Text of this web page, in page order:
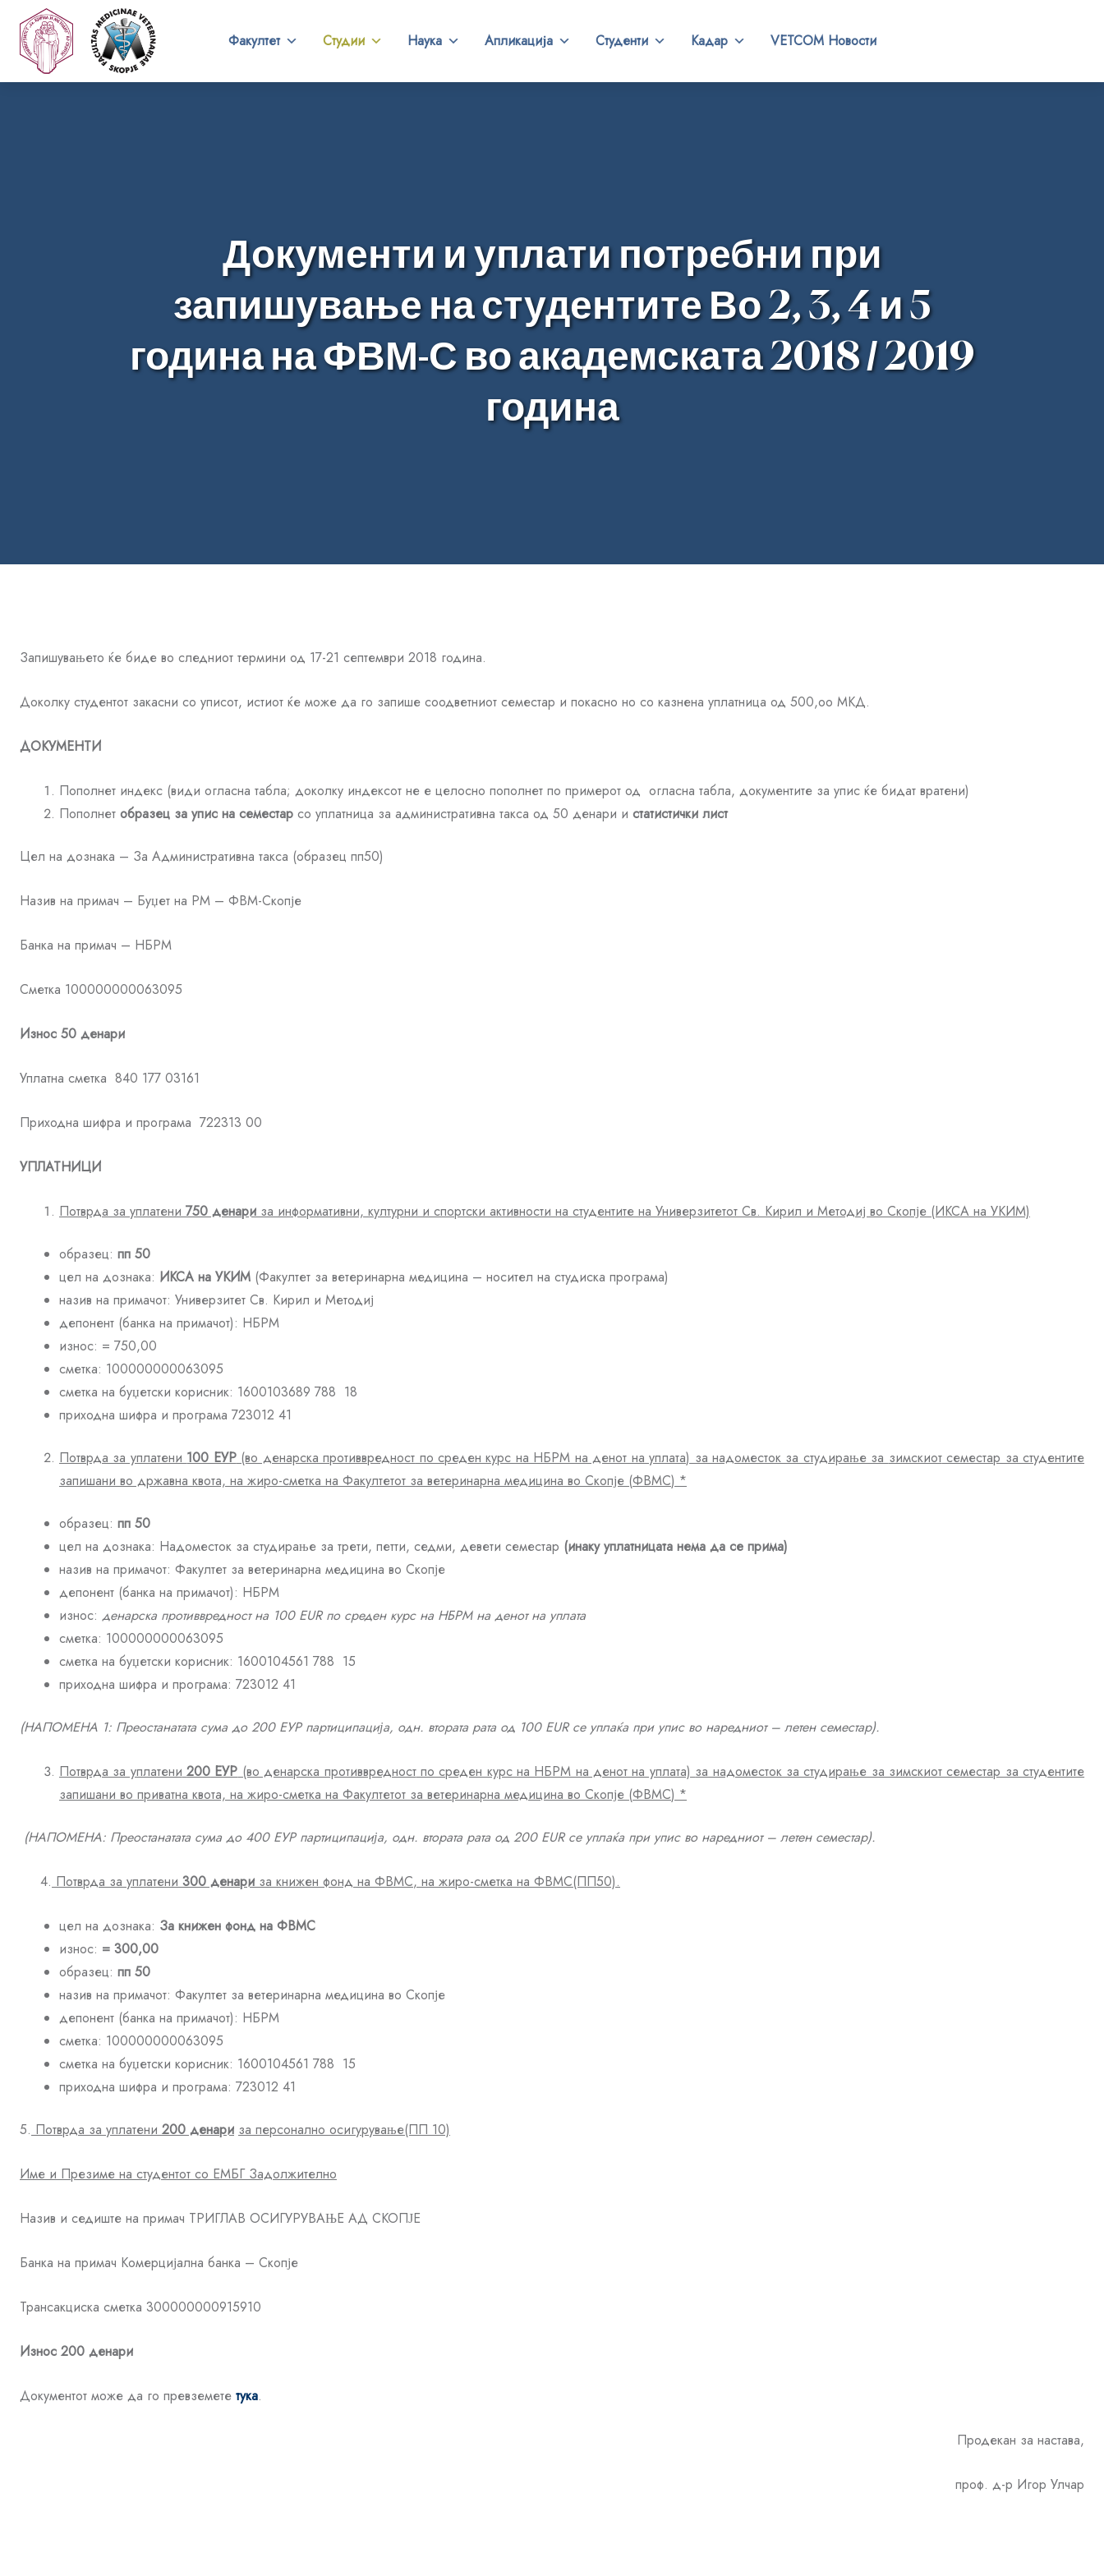
Факултет Студии Наука Апликација Студенти Кадар VETCOM Новости
Документи и уплати потребни при
запишување на студентите Во 2, 3, 4 и 5
година на ФВМ-С во академската 2018 / 2019
година
Запишувањето ќе биде во следниoт термини од 17-21 септември 2018 година.
Доколку студентот закасни со уписот, истиот ќе може да го запише соодветниот семестар и покасно но со казнена уплатница од 500,оо МКД.
ДОКУМЕНТИ
Пополнет индекс (види огласна табла; доколку индексот не е целосно пополнет по примерот од огласна табла, документите за упис ќе бидат вратени)
Пополнет образец за упис на семестар со уплатница за административна такса од 50 денари и статистички лист
Цел на дознака – За Административна такса (образец пп50)
Назив на примач – Буџет на РМ – ФВМ-Скопје
Банка на примач – НБРМ
Сметка 100000000063095
Износ 50 денари
Уплатна сметка 840 177 03161
Приходна шифра и програма 722313 00
УПЛАТНИЦИ
Потврда за уплатени 750 денари за информативни, културни и спортски активности на студентите на Универзитетот Св. Кирил и Методиј во Скопје (ИКСА на УКИМ)
образец: пп 50
цел на дознака: ИКСА на УКИМ (Факултет за ветеринарна медицина – носител на студиска програма)
назив на примачот: Универзитет Св. Кирил и Методиј
депонент (банка на примачот): НБРМ
износ: = 750,00
сметка: 100000000063095
сметка на буџетски корисник: 1600103689 788 18
приходна шифра и програма 723012 41
Потврда за уплатени 100 ЕУР(во денарска противвредност по среден курс на НБРМ на денот на уплата) за надоместок за студирање за зимскиотсеместар за студентите
запишани во државна квота, на жиро-сметка на Факултетот за ветеринарна медицина во Скопје (ФВМС) *
образец: пп 50
цел на дознака: Надоместок за студирање за трети, петти, седми, девети семестар (инаку уплатницата нема да се прима)
назив на примачот: Факултет за ветеринарна медицина во Скопје
депонент (банка на примачот): НБРМ
износ: денарска противвредност на 100 EUR по среден курс на НБРМ на денот на уплата
сметка: 100000000063095
сметка на буџетски корисник: 1600104561 788 15
приходна шифра и програма: 723012 41
(НАПОМЕНА 1: Преостанатата сума до 200 ЕУР партиципација, одн. втората рата од 100 EUR се уплаќа при упис во наредниот – летен семестар).
Потврда за уплатени 200 ЕУР (во денарска противвредностпо среден курс на НБРМ на денот на уплата) за надоместок за студирање за зимскиот семестар за студентите
запишани во приватна квота, на жиро-сметка на Факултетот за ветеринарна медицина во Скопје (ФВМС) *
(НАПОМЕНА: Преостанатата сума до400ЕУР партиципација, одн. втората рата од 200EUR се уплаќа при упис во наредниот – летен семестар).
4. Потврда за уплатени 300 денари за книжен фонд на ФВМС, на жиро-сметка на ФВМС(ПП50).
цел на дознака: За книжен фонд на ФВМС
износ: = 300,00
образец: пп 50
назив на примачот: Факултет за ветеринарна медицина во Скопје
депонент (банка на примачот): НБРМ
сметка: 100000000063095
сметка на буџетски корисник: 1600104561 788 15
приходна шифра и програма: 723012 41
5. Потврда за уплатени 200 денари за персонално осигурување(ПП 10)
Име и Презиме на студентот со ЕМБГ Задолжително
Назив и седиште на примач ТРИГЛАВ ОСИГУРУВАЊЕ АД СКОПЈЕ
Банка на примач Комерцијална банка – Скопје
Трансакциска сметка 300000000915910
Износ 200 денари
Документот може да го превземете тука.
Продекан за настава,
проф. д-р Игор Улчар